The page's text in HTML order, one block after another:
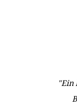
"Ein